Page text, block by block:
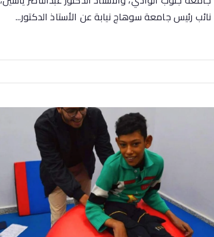
نائب رئيس جامعة سوهاج نيابة عن الأستاذ الدكتور...